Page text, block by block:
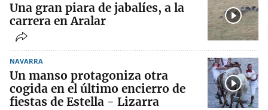
Una gran piara de jabalíes, a la
carrera en Aralar
NAVARRA
Un manso protagoniza otra
cogida en el último encierro de
fiestas de Estella - Lizarra